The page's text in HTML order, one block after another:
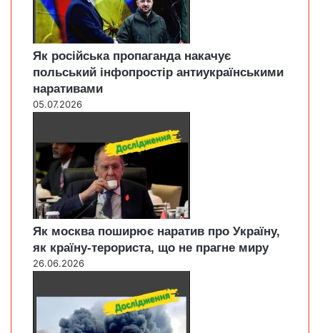
Як російська пропаганда накачує
польський інфопростір антиукраїнськими
наративами
05.07.2026
Як москва поширює наратив про Україну,
як країну-терориста, що не прагне миру
26.06.2026